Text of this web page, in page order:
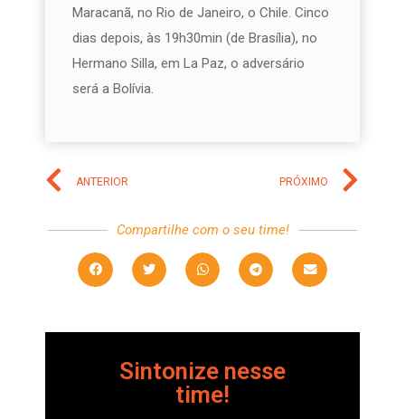
Maracanã, no Rio de Janeiro, o Chile. Cinco
dias depois, às 19h30min (de Brasília), no
Hermano Silla, em La Paz, o adversário
será a Bolívia.
ANTERIOR PRÓXIMO
Compartilhe com o seu time!
Sintonize nesse
time!